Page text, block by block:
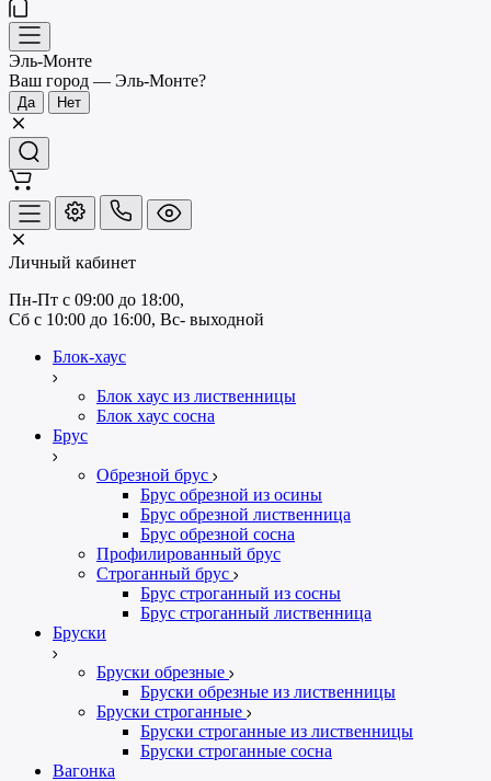
Эль-Монте
Ваш город — Эль-Монте?
Личный кабинет
Пн-Пт с 09:00 до 18:00,
Сб с 10:00 до 16:00, Вс- выходной
Блок-хаус
Блок хаус из лиственницы
Блок хаус сосна
Брус
Обрезной брус
Брус обрезной из осины
Брус обрезной лиственница
Брус обрезной сосна
Профилированный брус
Строганный брус
Брус строганный из сосны
Брус строганный лиственница
Бруски
Бруски обрезные
Бруски обрезные из лиственницы
Бруски строганные
Бруски строганные из лиственницы
Бруски строганные сосна
Вагонка